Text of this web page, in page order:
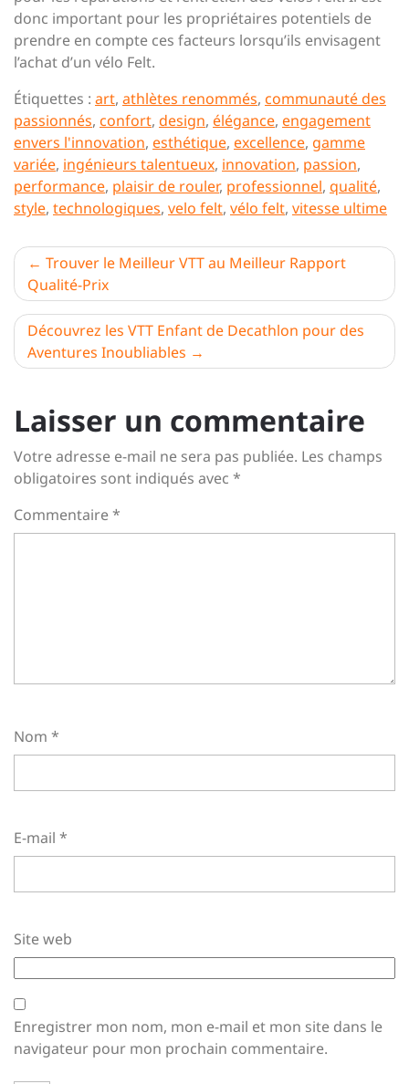
donc important pour les propriétaires potentiels de
prendre en compte ces facteurs lorsqu’ils envisagent
l’achat d’un vélo Felt.
Étiquettes : art, athlètes renommés, communauté des
passionnés, confort, design, élégance, engagement
envers l'innovation, esthétique, excellence, gamme
variée, ingénieurs talentueux, innovation, passion,
performance, plaisir de rouler, professionnel, qualité,
style, technologiques, velo felt, vélo felt, vitesse ultime
Navigation
de
l’article
Trouver le Meilleur VTT au Meilleur Rapport
Qualité-Prix
Découvrez les VTT Enfant de Decathlon pour des
Aventures Inoubliables
Laisser un commentaire
Votre adresse e-mail ne sera pas publiée. Les champs
obligatoires sont indiqués avec *
Commentaire*
Nom *
E-mail *
Site web
Enregistrer mon nom, mon e-mail et mon site dans le
navigateur pour mon prochain commentaire.